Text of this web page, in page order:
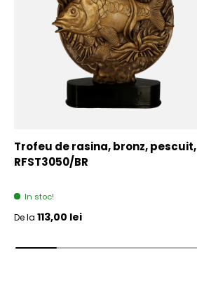
Trofeu de rasina, bronz, pescuit,
RFST3050/BR
In stoc!
Pret initial
De la 113,00 lei